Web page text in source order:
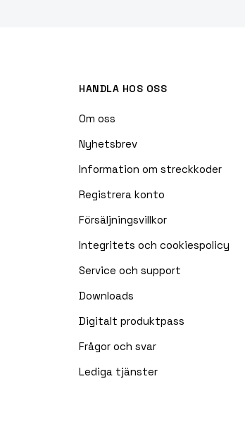
HANDLA HOS OSS
Om oss
Nyhetsbrev
Information om streckkoder
Registrera konto
Försäljningsvillkor
Integritets och cookiespolicy
Service och support
Downloads
Digitalt produktpass
Frågor och svar
Lediga tjänster